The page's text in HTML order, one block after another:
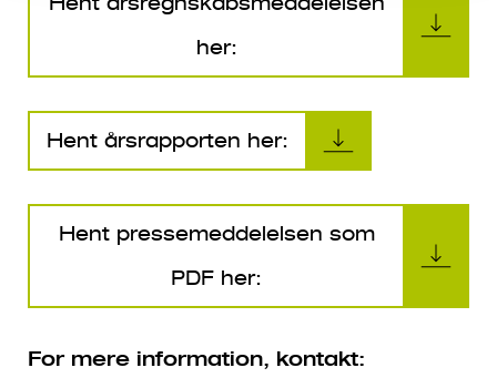
her:
Hent årsrapporten her:
Hent pressemeddelelsen som
PDF her:
For mere information, kontakt: